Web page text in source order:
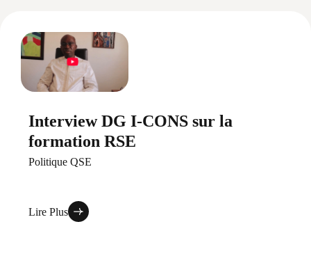
Interview DG I-CONS sur la
formation RSE
Politique QSE
Lire Plus